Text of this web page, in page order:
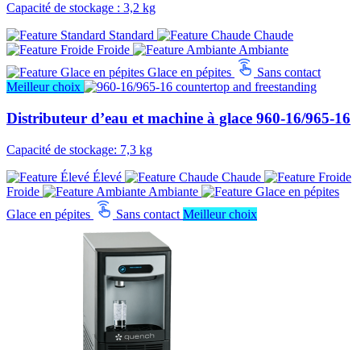
Capacité de stockage : 3,2 kg
Standard
Chaude
Froide
Ambiante
Glace en pépites
Sans contact
Meilleur choix
Distributeur d’eau et machine à glace 960-16/965-16
Capacité de stockage: 7,3 kg
Élevé
Chaude
Froide
Ambiante
Glace en pépites
Sans contact Meilleur choix